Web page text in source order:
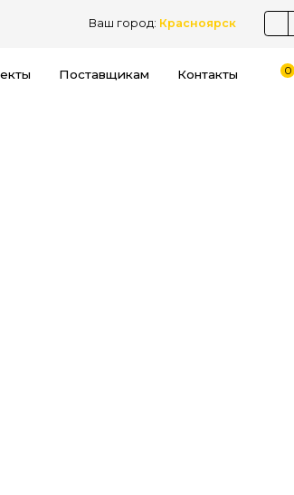
Ваш город: Красноярск
Поставщикам Контакты 0